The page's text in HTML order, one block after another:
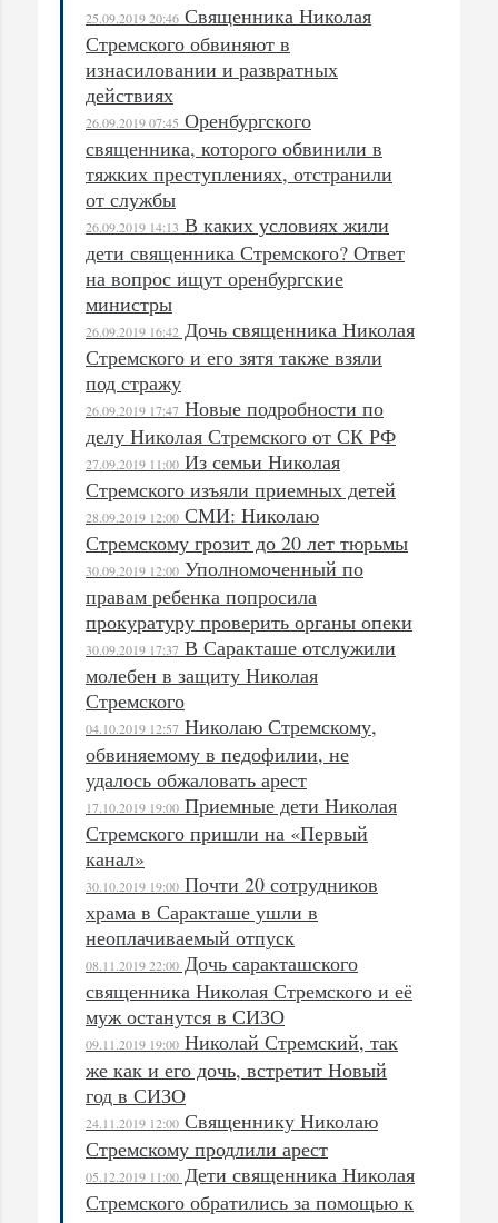
25.09.2019 20:46 Священника Николая
Стремского обвиняют в
изнасиловании и развратных
действиях
26.09.2019 07:45 Оренбургского
священника, которого обвинили в
тяжких преступлениях, отстранили
от службы
26.09.2019 14:13 В каких условиях жили
дети священника Стремского? Ответ
на вопрос ищут оренбургские
министры
26.09.2019 16:42 Дочь священника Николая
Стремского и его зятя также взяли
под стражу
26.09.2019 17:47 Новые подробности по
делу Николая Стремского от СК РФ
27.09.2019 11:00 Из семьи Николая
Стремского изъяли приемных детей
28.09.2019 12:00 СМИ: Николаю
Стремскому грозит до 20 лет тюрьмы
30.09.2019 12:00 Уполномоченный по
правам ребенка попросила
прокуратуру проверить органы опеки
30.09.2019 17:37 В Саракташе отслужили
молебен в защиту Николая
Стремского
04.10.2019 12:57 Николаю Стремскому,
обвиняемому в педофилии, не
удалось обжаловать арест
17.10.2019 19:00 Приемные дети Николая
Стремского пришли на «Первый
канал»
30.10.2019 19:00 Почти 20 сотрудников
храма в Саракташе ушли в
неоплачиваемый отпуск
08.11.2019 22:00 Дочь саракташского
священника Николая Стремского и её
муж останутся в СИЗО
09.11.2019 19:00 Николай Стремский, так
же как и его дочь, встретит Новый
год в СИЗО
24.11.2019 12:00 Священнику Николаю
Стремскому продлили арест
05.12.2019 11:00 Дети священника Николая
Стремского обратились за помощью к